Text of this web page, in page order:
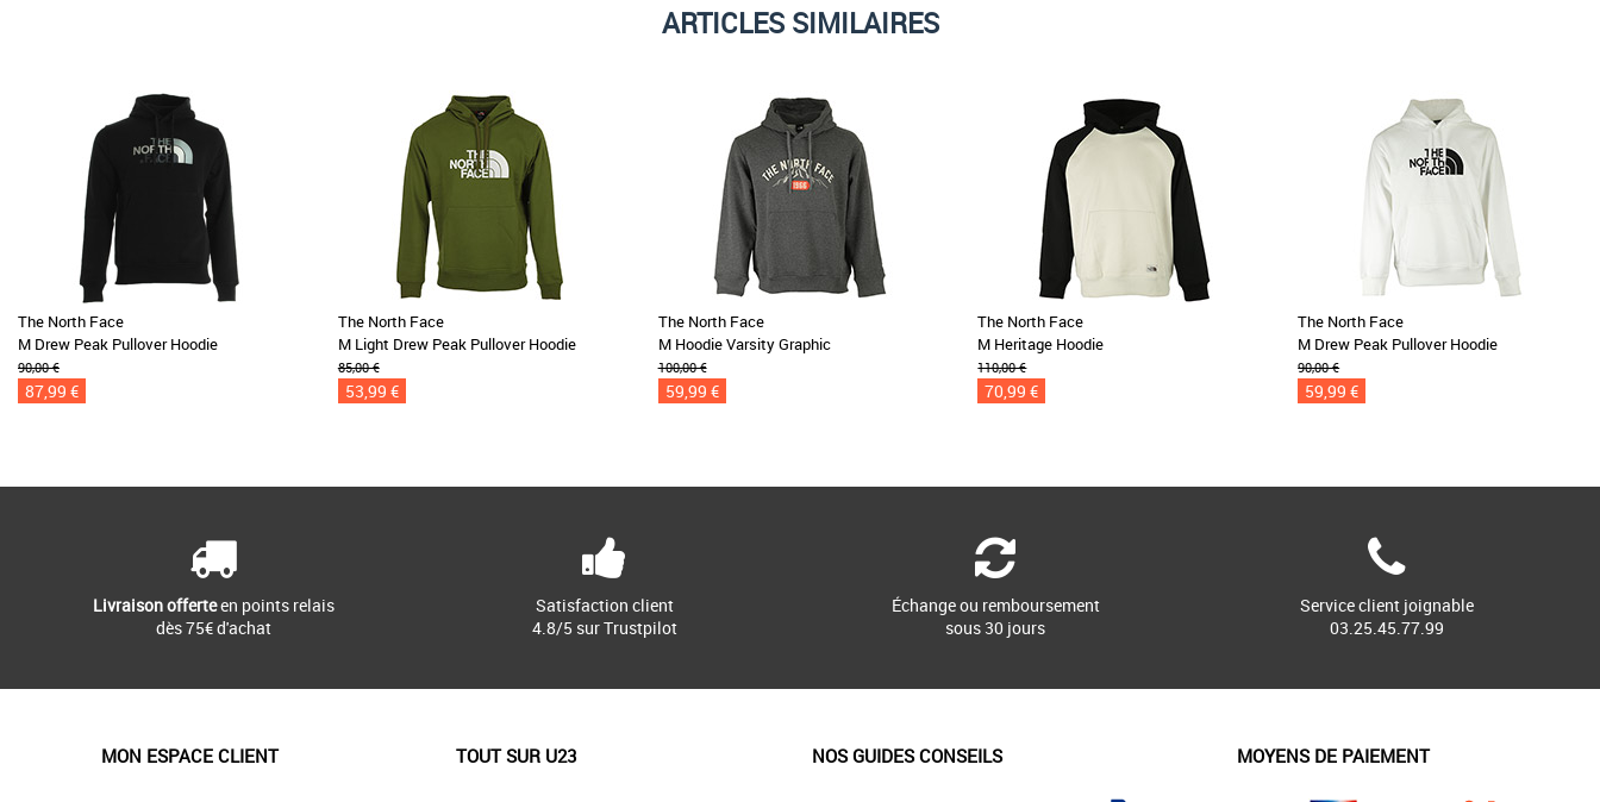
ARTICLES SIMILAIRES
The North Face
M Drew Peak Pullover Hoodie
90,00 €
87,99 €
The North Face
M Light Drew Peak Pullover Hoodie
85,00 €
53,99 €
The North Face
M Hoodie Varsity Graphic
100,00 €
59,99 €
The North Face
M Heritage Hoodie
110,00 €
70,99 €
The North Face
M Drew Peak Pullover Hoodie
90,00 €
59,99 €
Livraison offerteen points relais
dès 75€ d'achat
Satisfaction client
4.8/5 sur Trustpilot
Échange ou remboursement
sous 30 jours
Service client joignable
03.25.45.77.99
MON ESPACE CLIENT TOUT SUR U23 NOS GUIDES CONSEILS MOYENS DE PAIEMENT